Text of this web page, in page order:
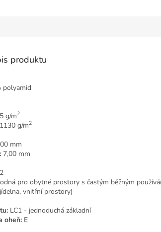
produktu
polyamid
g/m2
1130 g/m2
mm
7,00 mm
pro obytné prostory s častým běžným
vnitřní prostory)
LC1 - jednoduchá základní
oheň: E